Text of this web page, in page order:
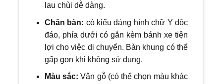
lau chùi dễ dàng.
Chân bàn: có kiểu dáng hình chữ Y độc
đáo, phía dưới có gắn kèm bánh xe tiện
lợi cho việc di chuyển. Bàn khung có thể
gấp gọn khi không sử dụng.
Màu sắc:Vân gỗ(có thể chọn màu khác